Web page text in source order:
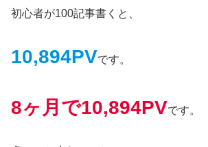
初心者が100記事書くと、
10,894PVです。
8ヶ月で10,894PVです。